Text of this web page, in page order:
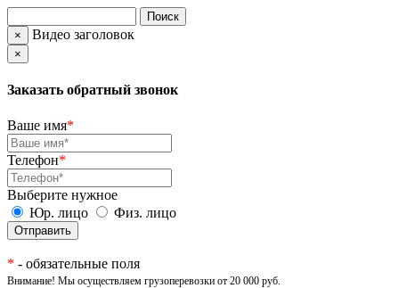
× Видео заголовок
×
Заказать обратный звонок
Ваше имя*
Телефон*
Выберите нужное
Юр. лицо
Физ. лицо
* - обязательные поля
Внимание! Мы осуществляем грузоперевозки от 20 000 руб.